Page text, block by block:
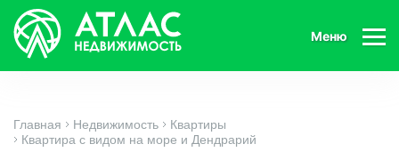
Меню
Главная Недвижимость
Квартиры
Квартира с видом на море и Дендрарий